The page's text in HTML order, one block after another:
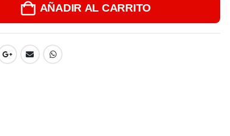
AÑADIR AL CARRITO